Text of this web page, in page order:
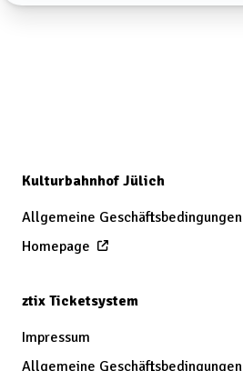
Kulturbahnhof Jülich
Allgemeine Geschäftsbedingungen
Homepage
ztix Ticketsystem
Impressum
Allgemeine Geschäftsbedingungen